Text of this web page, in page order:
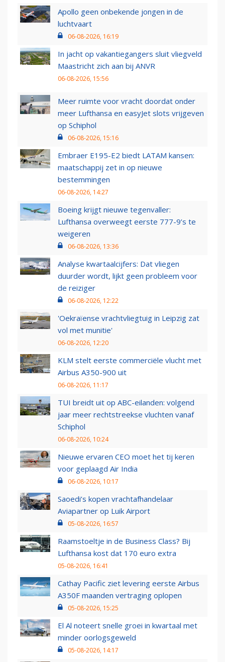
Apollo geen onbekende jongen in de
luchtvaart
06-08-2026, 16:19
In jacht op vakantiegangers sluit vliegveld
Maastricht zich aan bij ANVR
06-08-2026, 15:56
Meer ruimte voor vracht doordat onder
meer Lufthansa en easyJet slots vrijgeven
op Schiphol
06-08-2026, 15:16
Embraer E195-E2 biedt LATAM kansen:
maatschappij zet in op nieuwe
bestemmingen
06-08-2026, 14:27
Boeing krijgt nieuwe tegenvaller:
Lufthansa overweegt eerste 777-9’s te
weigeren
06-08-2026, 13:36
Analyse kwartaalcijfers: Dat vliegen
duurder wordt, lijkt geen probleem voor
de reiziger
06-08-2026, 12:22
'Oekraïense vrachtvliegtuig in Leipzig zat
vol met munitie'
06-08-2026, 12:20
KLM stelt eerste commerciële vlucht met
Airbus A350-900 uit
06-08-2026, 11:17
TUI breidt uit op ABC-eilanden: volgend
jaar meer rechtstreekse vluchten vanaf
Schiphol
06-08-2026, 10:24
Nieuwe ervaren CEO moet het tij keren
voor geplaagd Air India
06-08-2026, 10:17
Saoedi’s kopen vrachtafhandelaar
Aviapartner op Luik Airport
05-08-2026, 16:57
Raamstoeltje in de Business Class? Bij
Lufthansa kost dat 170 euro extra
05-08-2026, 16:41
Cathay Pacific ziet levering eerste Airbus
A350F maanden vertraging oplopen
05-08-2026, 15:25
El Al noteert snelle groei in kwartaal met
minder oorlogsgeweld
05-08-2026, 14:17